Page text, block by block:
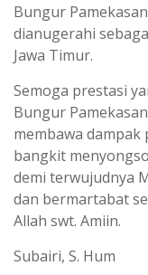
Bungur
dianugerahi
Jawa Timur.
Semoga prestasi
Bungur
membawa
bangkit
demi terwujudnya
dan bermartabat
Allah swt. Amiin.
Subairi, S. Hum